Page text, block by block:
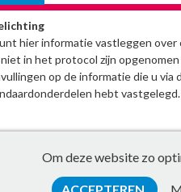
hier informatie vastleggen over
in het protocol zijn opgenomen
op de informatie die u via
hebt vastgelegd.
Om deze website zo